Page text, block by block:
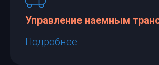
Управление наемным
Подробнее